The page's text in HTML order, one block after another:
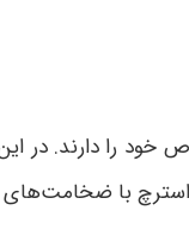
خود را دارند.
استرچ با